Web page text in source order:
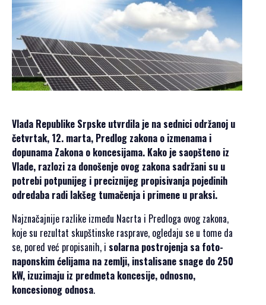
OPŠTE
INFORMACIJE
KAKO SE
REGISTROVATI
KAKO DOĆI
AKREDITACIJA
MEDIJA
VIZUALI ZA
ŠTAMPU
SPONZORSTVO
POKROVITELJI I
SPONZORI SET
2026
POKROVITELJI I
SPONZORI SET
2025
Vlada Republike Srpske utvrdila je na sednici održanoj u
četvrtak, 12. marta, Predlog zakona o izmenama i
dopunama Zakona o koncesijama. Kako je saopšteno iz
Vlade, razlozi za donošenje ovog zakona sadržani su u
potrebi potpunijeg i preciznijeg propisivanja pojedinih
odredaba radi lakšeg tumačenja i primene u praksi.
Najznačajnije razlike između Nacrta i Predloga ovog zakona,
koje su rezultat skupštinske rasprave, ogledaju se u tome da
se, pored već propisanih, i solarna postrojenja sa foto-
naponskim ćelijama na zemlji, instalisane snage do 250
kW, izuzimaju iz predmeta koncesije, odnosno,
koncesionog odnosa.